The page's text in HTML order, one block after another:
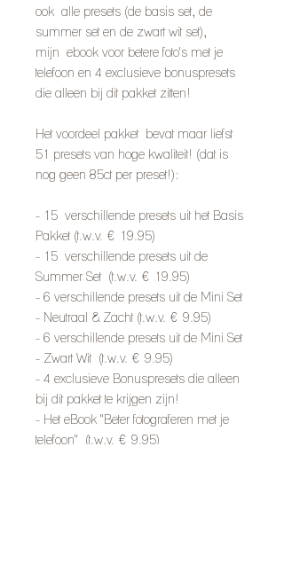
ook alle presets (de basis set, de
summer set en de zwart wit set),
mijn ebook voor betere foto's met je
telefoon en 4 exclusieve bonuspresets
die alleen bij dit pakket zitten!
Het voordeel pakket bevat maar liefst
51 presets van hoge kwaliteit! (dat is
nog geen 85ct per preset!):
​- 15 verschillende presets uit het Basis
Pakket (t.w.v. € 19.95)
- 15 verschillende presets uit de
Summer Set (t.w.v. € 19.95)
- 6 verschillende presets uit de Mini Set
- Neutraal & Zacht (t.w.v. € 9.95)
- 6 verschillende presets uit de Mini Set
- Zwart Wit (t.w.v. € 9.95)
- 4 exclusieve Bonuspresets die alleen
bij dit pakket te krijgen zijn!
- Het eBook "Beter fotograferen met je
telefoon" (t.w.v. € 9.95)